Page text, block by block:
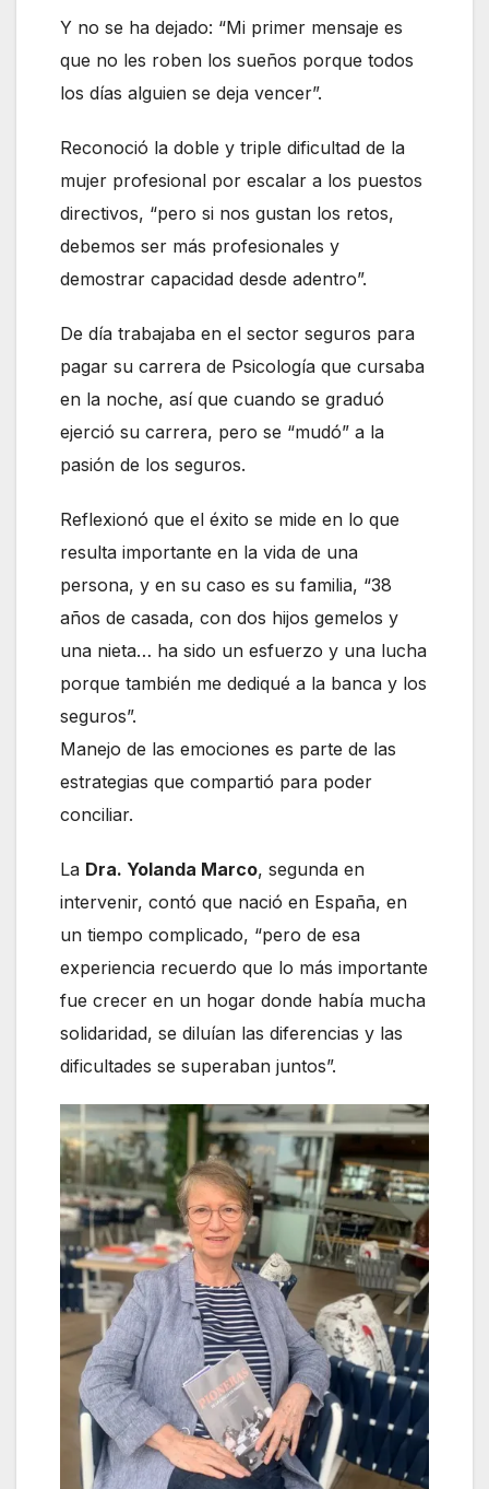
Y no se ha dejado: “Mi primer mensaje es
que no les roben los sueños porque todos
los días alguien se deja vencer”.
Reconoció la doble y triple dificultad de la
mujer profesional por escalar a los puestos
directivos, “pero si nos gustan los retos,
debemos ser más profesionales y
demostrar capacidad desde adentro”.
De día trabajaba en el sector seguros para
pagar su carrera de Psicología que cursaba
en la noche, así que cuando se graduó
ejerció su carrera, pero se “mudó” a la
pasión de los seguros.
Reflexionó que el éxito se mide en lo que
resulta importante en la vida de una
persona, y en su caso es su familia, “38
años de casada, con dos hijos gemelos y
una nieta… ha sido un esfuerzo y una lucha
porque también me dediqué a la banca y los
seguros”.
Manejo de las emociones es parte de las
estrategias que compartió para poder
conciliar.
La Dra. Yolanda Marco, segunda en
intervenir, contó que nació en España, en
un tiempo complicado, “pero de esa
experiencia recuerdo que lo más importante
fue crecer en un hogar donde había mucha
solidaridad, se diluían las diferencias y las
dificultades se superaban juntos”.